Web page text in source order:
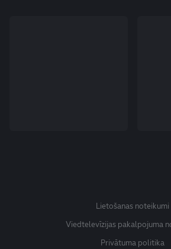
Lietošanas noteikumi
Viedtelevīzijas pakalpojuma
Privātuma politika